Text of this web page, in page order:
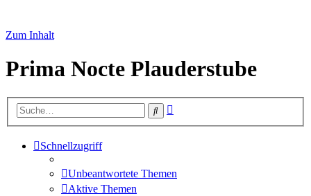
Zum Inhalt
Prima Nocte Plauderstube
Suche
Schnellzugriff
Unbeantwortete Themen
Aktive Themen